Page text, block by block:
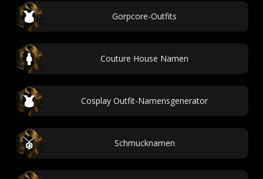
Gorpcore-Outfits
Couture House Namen
Cosplay Outfit-Namensgenerator
Schmucknamen